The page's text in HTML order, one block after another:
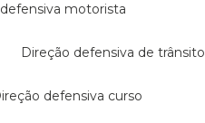
defensiva motorista
direção defensiva de trânsito
direção defensiva curso